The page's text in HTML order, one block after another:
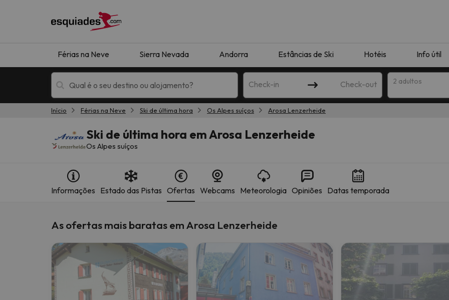
Férias na Neve Sierra Nevada Andorra Estâncias de Ski Hotéis Info útil
Check-in Check-out 2 adultos
Férias na neve Hotéis de montanha
Bem, parece que o nosso Seeker perdeu o seu caminho. Assim que encontrar a sua bússola, estará de volta.
Início Férias na Neve Ski de última hora Os Alpes suíços Arosa Lenzerheide
Ski de última hora em Arosa Lenzerheide
Os Alpes suíços
Informações Estado das Pistas Ofertas Webcams Meteorologia Opiniões Datas temporada
As ofertas mais baratas em Arosa Lenzerheide